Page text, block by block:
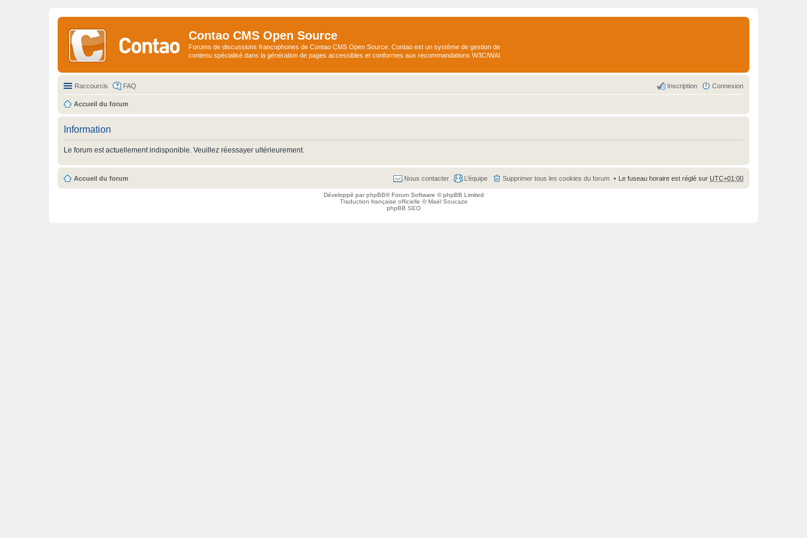
Contao CMS Open Source
Forums de discussions francophones de Contao CMS Open Source. Contao est un système de gestion de
contenu spécialisé dans la génération de pages accessibles et conformes aux recommandations W3C/WAI
Raccourcis FAQ Connexion
Inscription
Accueil du forum
Information
Le forum est actuellement indisponible. Veuillez réessayer ultérieurement.
Accueil du forum Le fuseau horaire est réglé sur UTC+01:00
Supprimer tous les cookies du forum
L’équipe
Nous contacter
Développé parphpBB® Forum Software © phpBB Limited
Traduction française officielle ©Maël Soucaze
phpBB SEO